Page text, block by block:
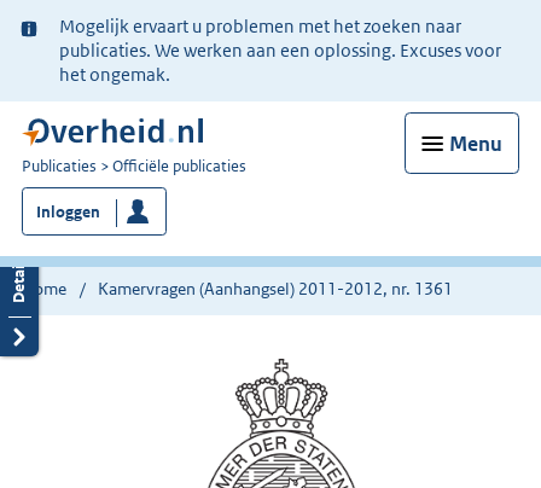
Ter
informatie:
Mogelijk ervaart u problemen met het zoeken naar
publicaties. We werken aan een oplossing. Excuses voor
het ongemak.
Menu
U
bent
nu
hier:
Publicaties Officiële publicaties
Inloggen
Home Kamervragen (Aanhangsel) 2011-2012, nr. 1361